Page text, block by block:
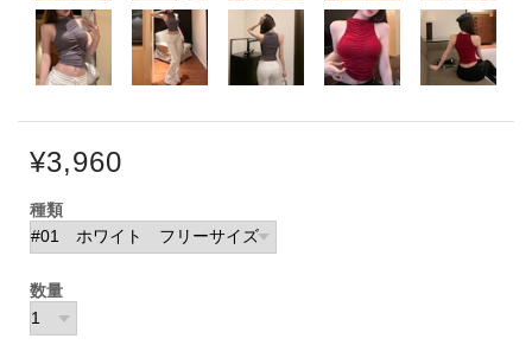
¥3,960
種類
数量